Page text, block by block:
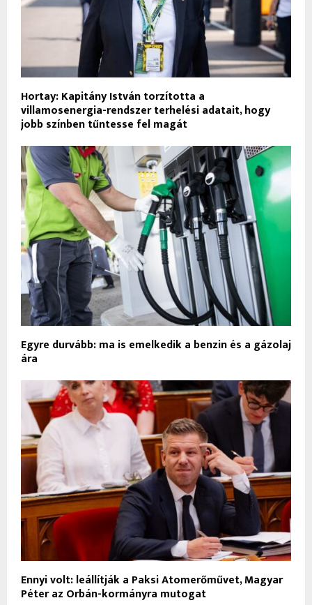
Hortay: Kapitány István torzította a
villamosenergia-rendszer terhelési adatait, hogy
jobb színben tűntesse fel magát
Egyre durvább: ma is emelkedik a benzin és a gázolaj
ára
Ennyi volt: leállítják a Paksi Atomerőművet, Magyar
Péter az Orbán-kormányra mutogat